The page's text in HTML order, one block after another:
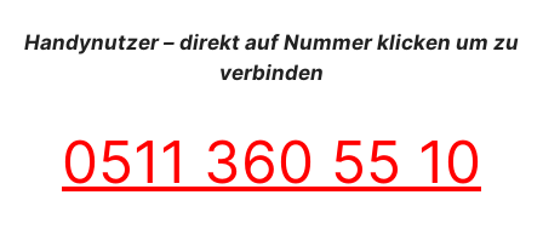
Handynutzer – direkt auf Nummer klicken um zu
verbinden
0511 360 55 10